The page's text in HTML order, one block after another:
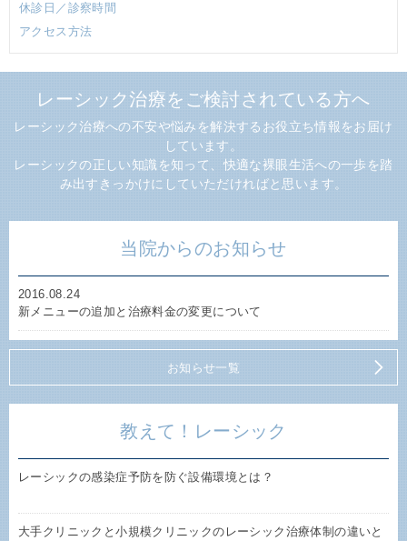
休診日／診察時間
アクセス方法
レーシック治療をご検討されている方へ
レーシック治療への不安や悩みを解決するお役立ち情報をお届け
しています。
レーシックの正しい知識を知って、快適な裸眼生活への一歩を踏
み出すきっかけにしていただければと思います。
当院からのお知らせ
2016.08.24
新メニューの追加と治療料金の変更について
お知らせ一覧
教えて！レーシック
レーシックの感染症予防を防ぐ設備環境とは？
大手クリニックと小規模クリニックのレーシック治療体制の違いと